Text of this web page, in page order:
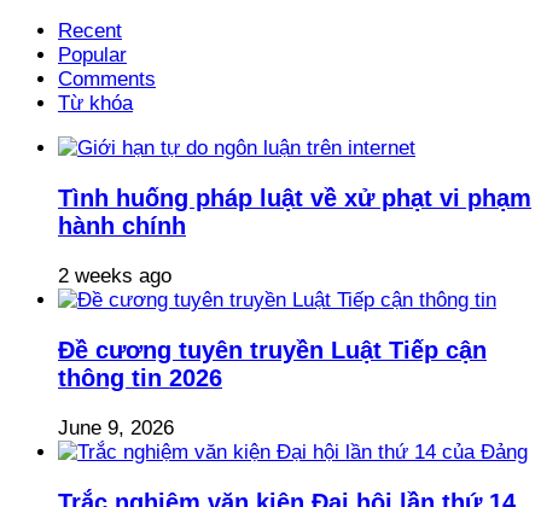
Recent
Popular
Comments
Từ khóa
Tình huống pháp luật về xử phạt vi phạm
hành chính
2 weeks ago
Đề cương tuyên truyền Luật Tiếp cận
thông tin 2026
June 9, 2026